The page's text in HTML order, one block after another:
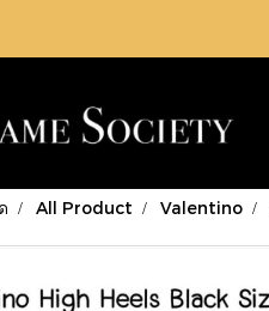
All Product Valentino